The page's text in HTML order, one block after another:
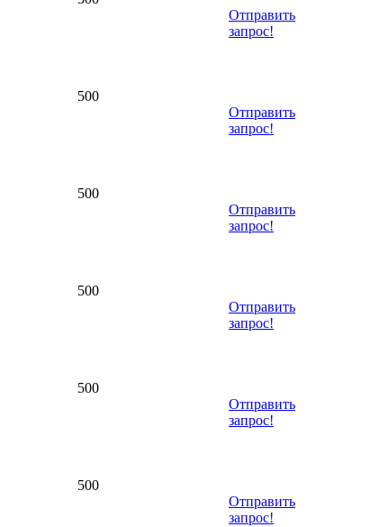
Отправить
запрос!
500
Отправить
запрос!
500
Отправить
запрос!
500
Отправить
запрос!
500
Отправить
запрос!
500
Отправить
запрос!